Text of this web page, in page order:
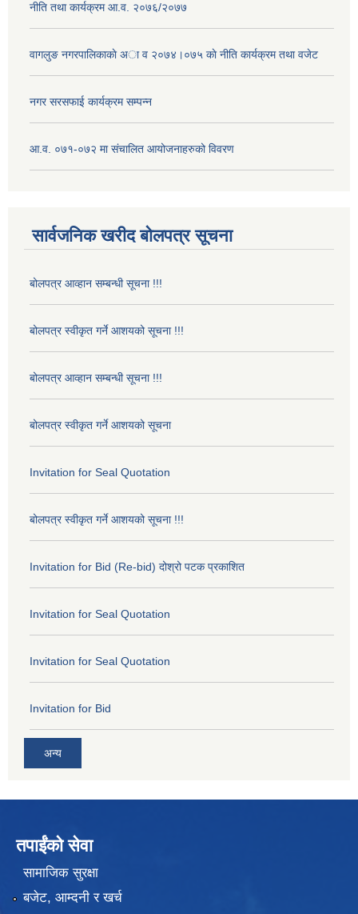
नीति तथा कार्यक्रम आ.व. २०७६/२०७७
वागलुङ नगरपालिकाकाे अा‍ व २०७४।०७५ काे नीति कार्यक्रम तथा वजेट
नगर सरसफाई कार्यक्रम सम्पन्न
आ.व. ०७१-०७२ मा संचालित आयोजनाहरुको विवरण
सार्वजनिक खरीद बोलपत्र सूचना
बोलपत्र आव्हान सम्बन्धी सूचना !!!
बोलपत्र स्वीकृत गर्ने आशयको सूचना !!!
बोलपत्र आव्हान सम्बन्धी सूचना !!!
बोलपत्र स्वीकृत गर्ने आशयको सूचना
Invitation for Seal Quotation
बोलपत्र स्वीकृत गर्ने आशयको सूचना !!!
Invitation for Bid (Re-bid) दोश्रो पटक प्रकाशित
Invitation for Seal Quotation
Invitation for Seal Quotation
Invitation for Bid
अन्य
तपाईंको सेवा
सामाजिक सुरक्षा
बजेट, आम्दनी र खर्च